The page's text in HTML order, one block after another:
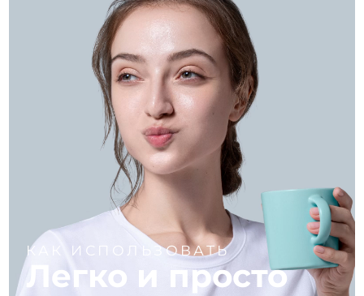
КАК ИСПОЛЬЗОВАТЬ
Легко и просто